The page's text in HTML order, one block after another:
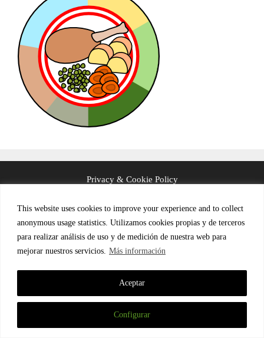
This website uses cookies to improve your experience and to collect
anonymous usage statistics. Utilizamos cookies propias y de terceros
para realizar análisis de uso y de medición de nuestra web para
mejorar nuestros servicios. Más información
Configurar
Aceptar
Privacy & Cookie Policy
Terms and Conditions (in Spanish)
© 2026 LinguaFrame